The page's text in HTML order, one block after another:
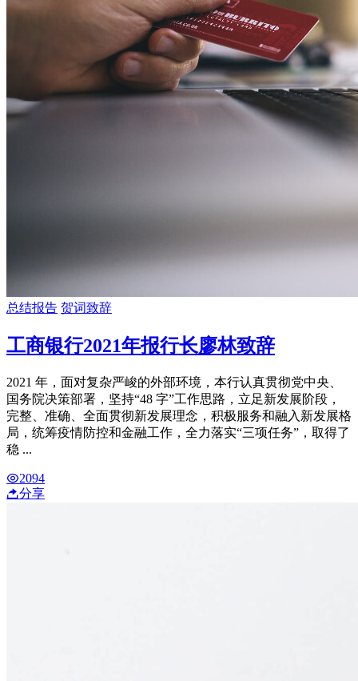
总结报告 贺词致辞
工商银行2021年报行长廖林致辞
2021 年，面对复杂严峻的外部环境，本行认真贯彻党中央、
国务院决策部署，坚持“48 字”工作思路，立足新发展阶段，
完整、准确、全面贯彻新发展理念，积极服务和融入新发展格
局，统筹疫情防控和金融工作，全力落实“三项任务”，取得了
稳 ...
2094
分享